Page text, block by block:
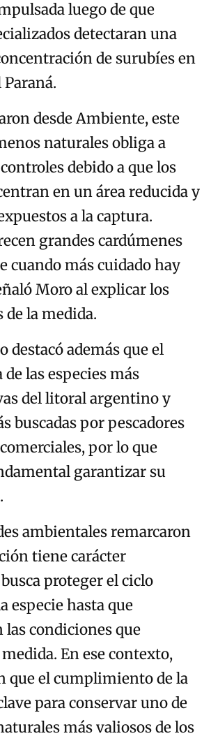
luego de que
detectaran una
de surubíes en
Paraná.
desde Ambiente, este
naturales obliga a
debido a que los
en un área reducida y
a la captura.
grandes cardúmenes
cuando más cuidado hay
Moro al explicar los
la medida.
destacó además que el
las especies más
del litoral argentino y
buscadas por pescadores
por lo que
garantizar su
ambientales remarcaron
tiene carácter
proteger el ciclo
especie hasta que
las condiciones que
En ese contexto,
que el cumplimiento de la
para conservar uno de
más valiosos de los